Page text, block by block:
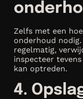
Zelfs met een
onderhoud
regelmatig,
inspecteer
kan optreden.
4.